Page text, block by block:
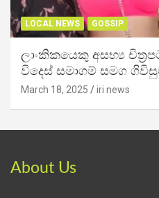
LOCAL NEWS GOSSIP
ලාංකිකයෙකු අසභ්‍ය
විදෙස් සමාගම් සමග
March 18, 2025 iri news
About Us